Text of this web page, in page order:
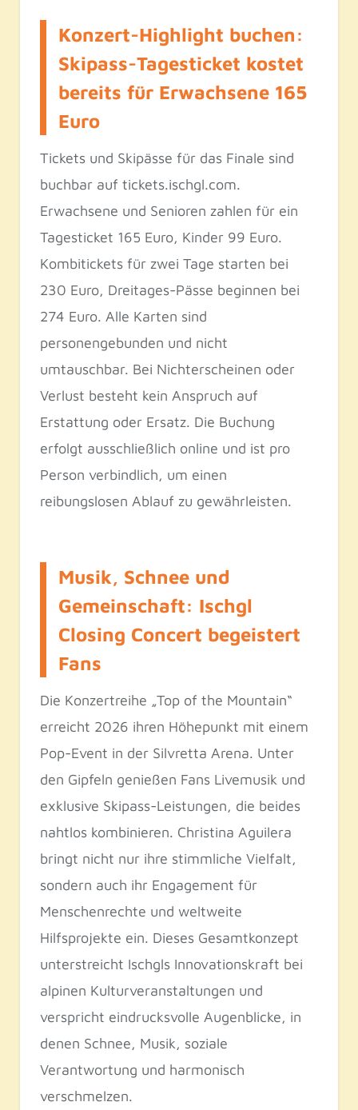
Konzert-Highlight buchen:
Skipass-Tagesticket kostet
bereits für Erwachsene 165
Euro
Tickets und Skipässe für das Finale sind
buchbar auf tickets.ischgl.com.
Erwachsene und Senioren zahlen für ein
Tagesticket 165 Euro, Kinder 99 Euro.
Kombitickets für zwei Tage starten bei
230 Euro, Dreitages-Pässe beginnen bei
274 Euro. Alle Karten sind
personengebunden und nicht
umtauschbar. Bei Nichterscheinen oder
Verlust besteht kein Anspruch auf
Erstattung oder Ersatz. Die Buchung
erfolgt ausschließlich online und ist pro
Person verbindlich, um einen
reibungslosen Ablauf zu gewährleisten.
Musik, Schnee und
Gemeinschaft: Ischgl
Closing Concert begeistert
Fans
Die Konzertreihe „Top of the Mountain“
erreicht 2026 ihren Höhepunkt mit einem
Pop-Event in der Silvretta Arena. Unter
den Gipfeln genießen Fans Livemusik und
exklusive Skipass-Leistungen, die beides
nahtlos kombinieren. Christina Aguilera
bringt nicht nur ihre stimmliche Vielfalt,
sondern auch ihr Engagement für
Menschenrechte und weltweite
Hilfsprojekte ein. Dieses Gesamtkonzept
unterstreicht Ischgls Innovationskraft bei
alpinen Kulturveranstaltungen und
verspricht eindrucksvolle Augenblicke, in
denen Schnee, Musik, soziale
Verantwortung und harmonisch
verschmelzen.